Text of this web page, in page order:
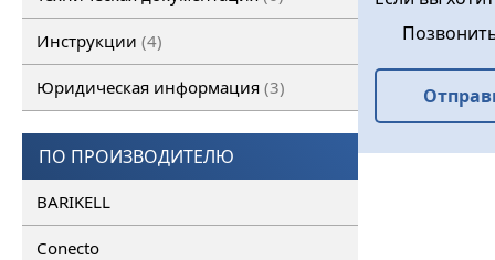
Инструкции 4
Юридическая информация 3
ПО ПРОИЗВОДИТЕЛЮ
BARIKELL
Conecto